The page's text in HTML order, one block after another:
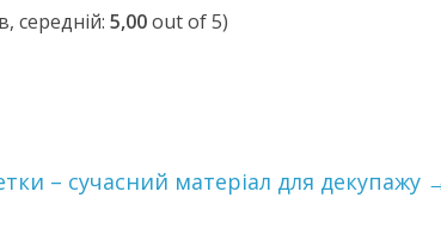
середній: 5,00out of 5)
– сучасний матеріал для декупажу